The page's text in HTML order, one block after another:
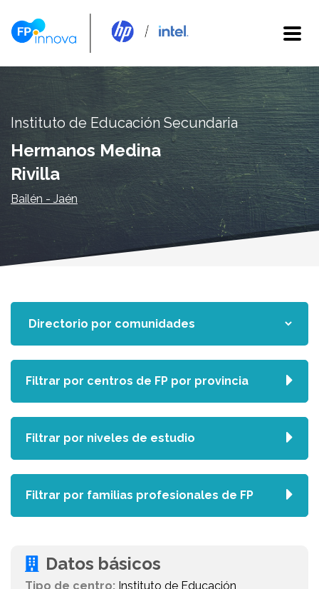
Instituto de Educación Secundaria
Hermanos Medina
Rivilla
Bailén - Jaén
Datos básicos
Tipo de centro: Instituto de Educación
Filtrar por centros de FP por provincia
Filtrar por niveles de estudio
Filtrar por familias profesionales de FP